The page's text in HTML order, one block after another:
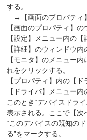
する。
→【画面のプロパティ
【画面のプロパティ】
【設定】メニュー内の【
【詳細】のウィンドウ
【モニタ】のメニュー
れをクリックする。
【プロパティ】内の【
【ドライバ】メニュー
このとき“デバイスドラ
表示される。ここで【次
“このデバイスの既知の
る”をマークする。